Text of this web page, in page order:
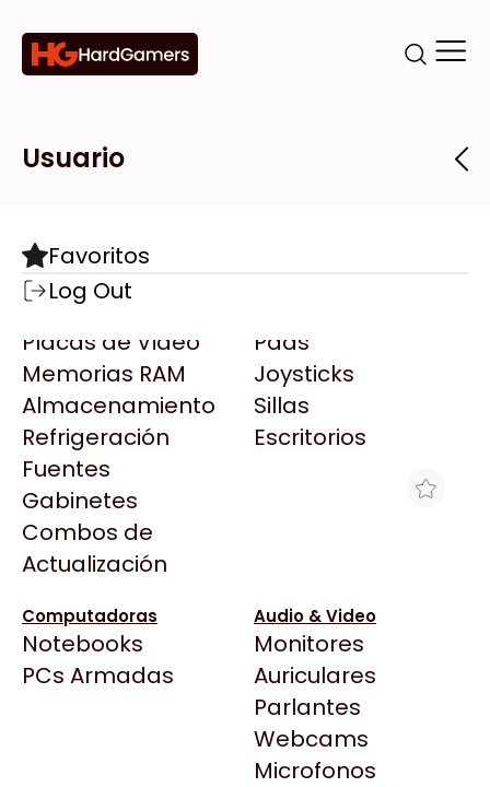
Categorías
Componentes
Motherboards
Microprocesadores
Placas de Video
Memorias RAM
Almacenamiento
Refrigeración
Fuentes
Gabinetes
Combos de
Actualización
Pads
Joysticks
Sillas
Escritorios
Computadoras
Notebooks
PCs Armadas
Audio & Video
Monitores
Auriculares
Parlantes
Webcams
Microfonos
Marcas
Todas las Marcas
AMD
AULA
Acer
Adata
AeroCool
Antec
Arkham
Asrock
BenQ
CX
Cooler Master
Tiendas
Destacadas
Todas las Tiendas
Usuario
Favoritos
Log Out
WATER COOLER MSI MAG CORELIQUID
A13 240 WHITE
$133.992
Ver producto en la página de Gaming Point